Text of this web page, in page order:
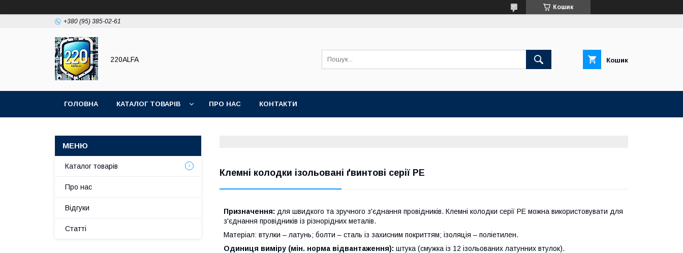
Кошик
+380 (95) 385-02-61
220ALFA Кошик
ГОЛОВНА КАТАЛОГ ТОВАРІВ ПРО НАС КОНТАКТИ
Клемні колодки ізольовані ґвинтові серії РЕ
Призначення: для швидкого та зручного з'єднання провідників. Клемні колодки серії РЕ можна використовувати для
з'єднання провідників із різнорідних металів.
Матеріал: втулки – латунь; болти – сталь із захисним покриттям; ізоляція – поліетилен.
Одиниця виміру (мін. норма відвантаження): штука (смужка із 12 ізольованих латунних втулок).
Каталог товарів
Про нас
Відгуки
Статті